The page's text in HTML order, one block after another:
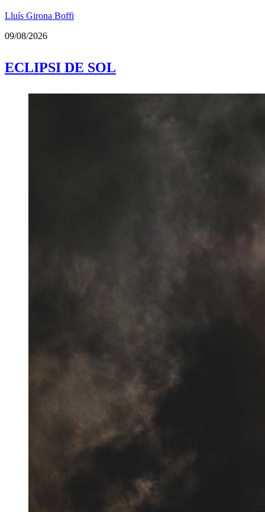
Lluís Girona Boffi
09/08/2026
ECLIPSI DE SOL